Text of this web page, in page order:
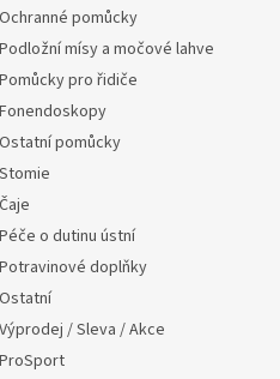
Ochranné pomůcky
Podložní mísy a močové lahve
Pomůcky pro řidiče
Fonendoskopy
Ostatní pomůcky
Stomie
Čaje
Péče o dutinu ústní
Potravinové doplňky
Ostatní
Výprodej / Sleva / Akce
ProSport